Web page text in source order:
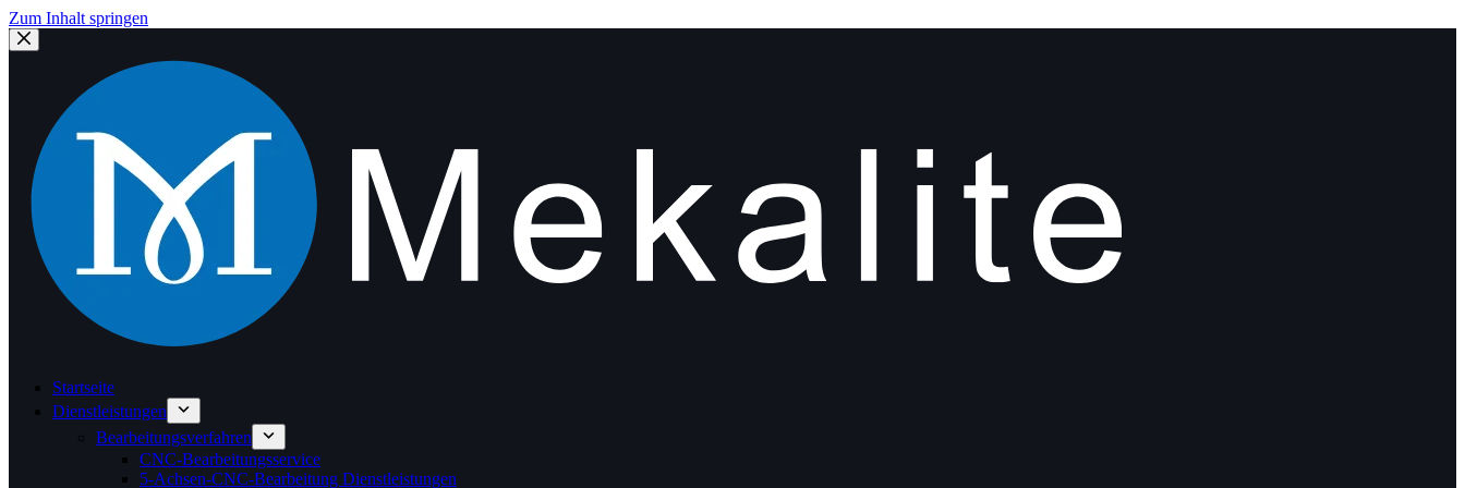
Zum Inhalt springen
Startseite
Dienstleistungen
Bearbeitungsverfahren
CNC-Bearbeitungsservice
5-Achsen-CNC-Bearbeitung Dienstleistungen